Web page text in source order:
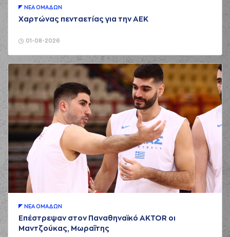
01-08-2026
ΝΕA ΟΜAΔΩΝ
Χαρτώνας πενταετίας για την ΑΕΚ
ΝΕA ΟΜAΔΩΝ
Επέστρεψαν στον Παναθηναϊκό AKTOR οι
Μαντζούκας, Μωραΐτης